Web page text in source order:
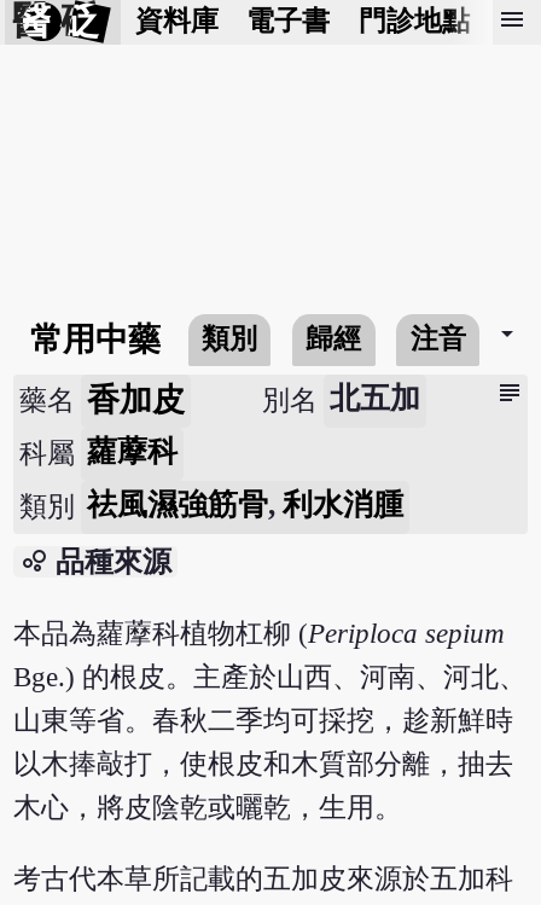
醫 砭 資料庫 電子書 門診地點 預
menu
常用中藥 類別 歸經 注音 arrow_drop_down
subject
藥名 香加皮 別名 北五加
科屬 蘿藦科
類別 祛風濕強筋骨,利水消腫
bubble_chart 品種來源
本品為蘿藦科植物杠柳 (Periploca sepium
Bge.) 的根皮。主產於山西、河南、河北、
山東等省。春秋二季均可採挖，趁新鮮時
以木捧敲打，使根皮和木質部分離，抽去
木心，將皮陰乾或曬乾，生用。
考古代本草所記載的五加皮來源於五加科